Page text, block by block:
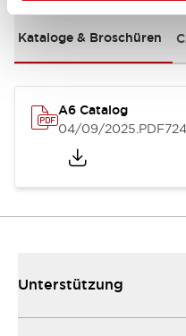
Kataloge & Broschüren
A6 Catalog
04/09/2025.PDF
Unterstützung